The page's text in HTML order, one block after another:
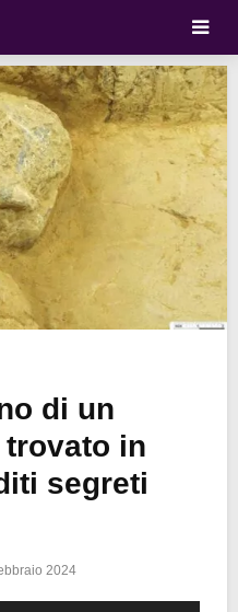
di un
in
segreti
2024